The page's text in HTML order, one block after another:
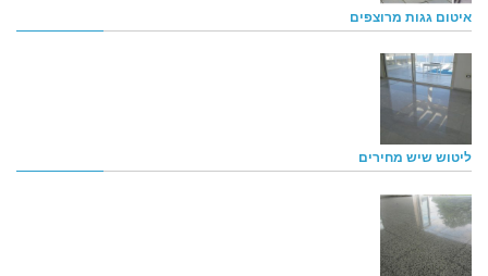
איטום גגות מרוצפים
ליטוש שיש מחירים